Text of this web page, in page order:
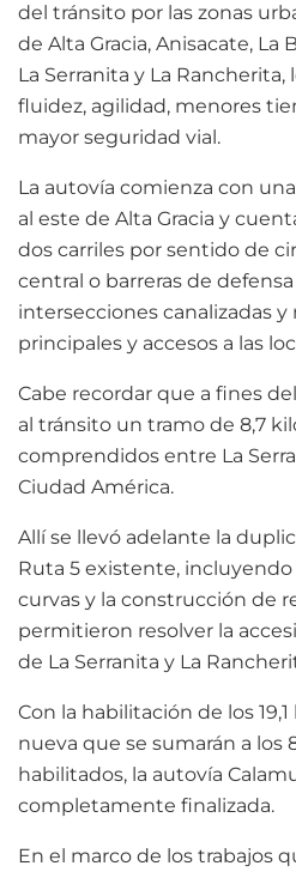
del tránsito por las zonas
de Alta Gracia, Anisacate, La
La Serranita y La
fluidez, agilidad, menores
mayor seguridad vial.
La autovía comienza con
al este de Alta Gracia y
dos carriles por sentido de
central o barreras de
intersecciones canalizadas
principales y accesos a las
Cabe recordar que a fines
al tránsito un tramo de 8,7
comprendidos entre La
Ciudad América.
Allí se llevó adelante la
Ruta 5 existente,
curvas y la construcción de
permitieron resolver la
de La Serranita y La
Con la habilitación de los
nueva que se sumarán a los
habilitados, la autovía
completamente finalizada.
En el marco de los trabajos